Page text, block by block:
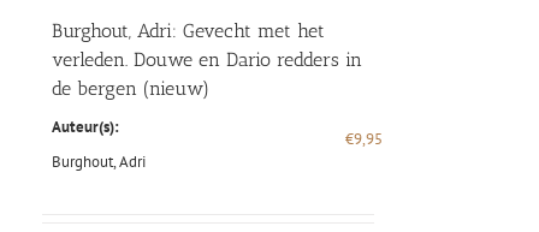
Burghout, Adri: Gevecht met het
verleden. Douwe en Dario redders in
de bergen (nieuw)
Auteur(s):
Burghout, Adri
€9,95